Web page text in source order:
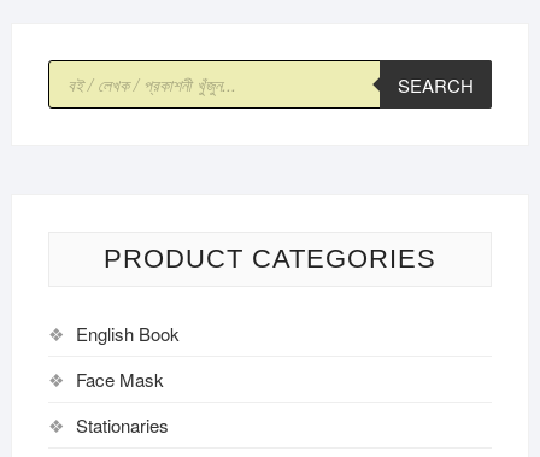
Products
search SEARCH
PRODUCT CATEGORIES
English Book
Face Mask
Stationaries